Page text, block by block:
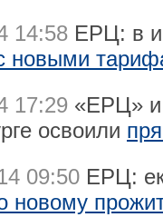
14:58 ЕРЦ: в
новыми
17:29 «ЕРЦ» и
освоили
09:50 ЕРЦ:
новому